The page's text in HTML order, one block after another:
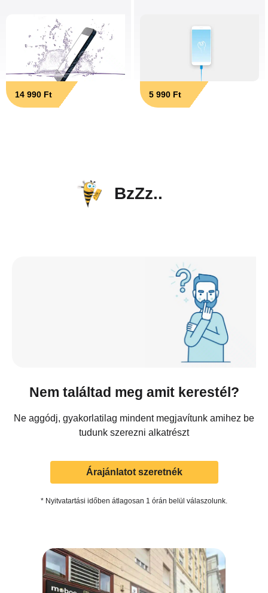
14 990 Ft 5 990 Ft
BzZz..
Nem találtad meg amit kerestél?
Ne aggódj, gyakorlatilag mindent megjavítunk amihez be
tudunk szerezni alkatrészt
Árajánlatot szeretnék
* Nyitvatartási időben átlagosan 1 órán belül válaszolunk.